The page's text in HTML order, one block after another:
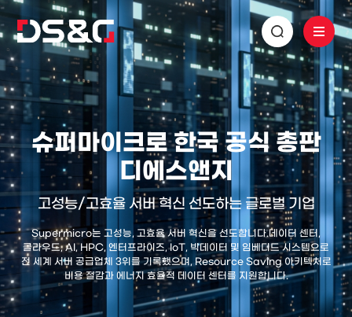
슈퍼마이크로 한국 공식 총판
디에스앤지
고성능/고효율 서버 혁신 선도하는 글로벌 기업
Supermicro는 고성능, 고효율 서버 혁신을 선도합니다.데이터 센터,
클라우드, AI, HPC, 엔터프라이즈, IoT, 빅데이터 및 임베디드 시스템으로
전 세계 서버 공급업체 3위를 기록했으며, Resource Saving 아키텍처로
비용 절감과 에너지 효율적 데이터 센터를 지원합니다.